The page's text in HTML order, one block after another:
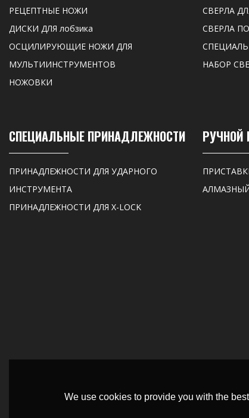
РЕЦЕПТНЫЕ НОЖИ
ДИСКИ ДЛЯ лобзика
ОСЦИЛИРУЮЩИЕ НОЖИ ДЛЯ
МУЛЬТИИНСТРУМЕНТОВ
НОЖОВКИ
СВЕРЛА
СВЕРЛА
НАБОР
СПЕЦИАЛЬНЫЕ ПРИНАДЛЕЖНОСТИ
ПРИНАДЛЕЖНОСТИ ДЛЯ УДАРНОГО
ИНСТРУМЕНТА
ПРИНАДЛЕЖНОСТИ ДЛЯ X-LOCK
РУЧНОЙ
We use cookies to provide you with the